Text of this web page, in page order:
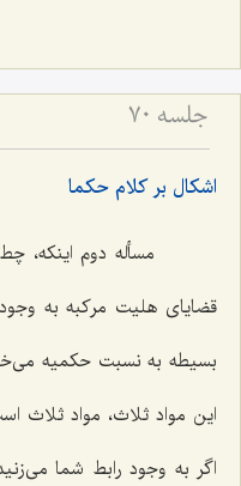
جلسه ۷۰
اشكال بر كلام حكما
مسأله دوم اینكه،
قضایاى هلیت مركبه به
بسیطه به نسبت حكمیه
این مواد ثلاث، مواد
اگر به وجود رابط شما